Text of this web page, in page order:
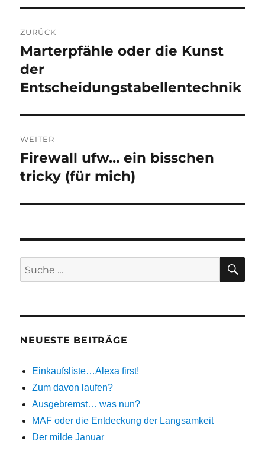
ZURÜCK
Vorheriger
Beitrag:
Marterpfähle oder die Kunst
der
Entscheidungstabellentechnik
WEITER
Nächster
Beitrag:
Firewall ufw… ein bisschen
tricky (für mich)
Suche
nach:
NEUESTE BEITRÄGE
Einkaufsliste…Alexa first!
Zum davon laufen?
Ausgebremst… was nun?
MAF oder die Entdeckung der Langsamkeit
Der milde Januar